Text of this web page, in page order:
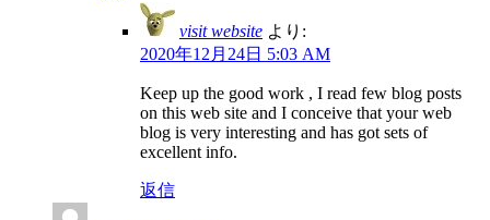
visit website より:
2020年12月24日 5:03 AM
Keep up the good work , I read few blog posts
on this web site and I conceive that your web
blog is very interesting and has got sets of
excellent info.
返信